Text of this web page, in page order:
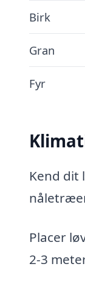
Birk
Gran
Fyr
Kend dit
Placer
2-3